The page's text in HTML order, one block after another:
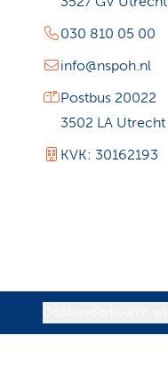
030 810 05 00
info@nspoh.nl
Postbus 20022
3502 LA Utrecht
KVK: 30162193